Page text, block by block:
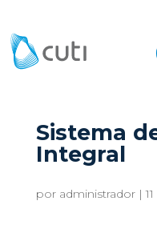
Sistema
Integral
por administrador|